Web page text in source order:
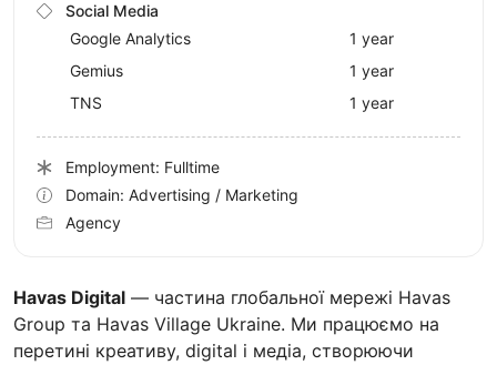
Havas Digital — частина глобальної мережі Havas
Group та Havas Village Ukraine. Ми працюємо на
перетині креативу, digital і медіа, створюючи
Social Media
Google Analytics
1 year
Gemius
1 year
TNS
1 year
Employment: Fulltime
Domain: Advertising / Marketing
Agency